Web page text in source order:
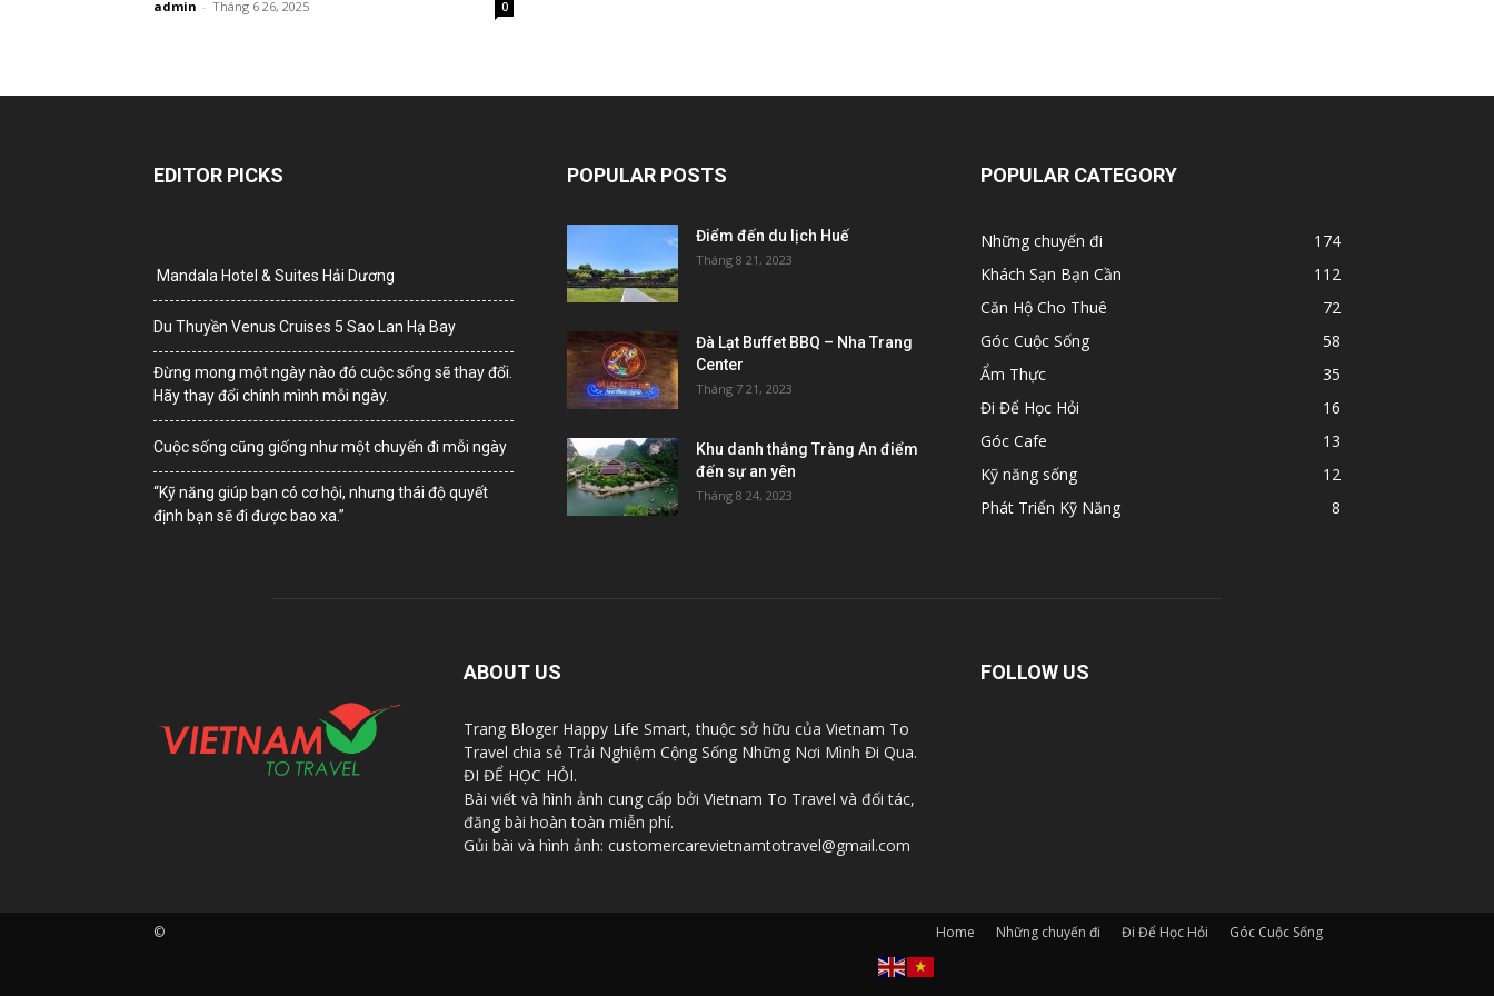
admin - Tháng 6 26, 2025 0
EDITOR PICKS
Mandala Hotel & Suites Hải Dương
Du Thuyền Venus Cruises 5 Sao Lan Hạ Bay
Đừng mong một ngày nào đó cuộc sống sẽ thay đổi.
Hãy thay đổi chính mình mỗi ngày.
Cuộc sống cũng giống như một chuyến đi mỗi ngày
“Kỹ năng giúp bạn có cơ hội, nhưng thái độ quyết
định bạn sẽ đi được bao xa.”
POPULAR POSTS
Điểm đến du lịch Huế
Tháng 8 21, 2023
Đà Lạt Buffet BBQ – Nha Trang
Center
Tháng 7 21, 2023
Khu danh thắng Tràng An điểm
đến sự an yên
Tháng 8 24, 2023
POPULAR CATEGORY
Những chuyến đi
174
Khách Sạn Bạn Cần
112
Căn Hộ Cho Thuê
72
Góc Cuộc Sống
58
Ẩm Thực
35
Đi Để Học Hỏi
16
Góc Cafe
13
Kỹ năng sống
12
Phát Triển Kỹ Năng
8
ABOUT US
Trang Bloger Happy Life Smart, thuộc sở hữu của Vietnam To
Travel chia sẻ Trải Nghiệm Cộng Sống Những Nơi Mình Đi Qua.
ĐI ĐỂ HỌC HỎI.
Bài viết và hình ảnh cung cấp bởi Vietnam To Travel và đối tác,
đăng bài hoàn toàn miễn phí.
Gủi bài và hình ảnh: customercarevietnamtotravel@gmail.com
FOLLOW US
Home Những chuyến đi Đi Để Học Hỏi Góc Cuộc Sống
©